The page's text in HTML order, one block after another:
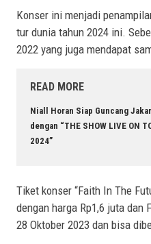
Konser ini menjadi
tur dunia tahun 2024 ini.
2022 yang juga mendapat
READ MORE
Niall Horan Siap Guncang
dengan “THE SHOW LIVE ON
2024”
Tiket konser “Faith In The
dengan harga Rp1,6 juta
28 Oktober 2023 dan bisa